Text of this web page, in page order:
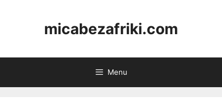
micabezafriki.com
Menu